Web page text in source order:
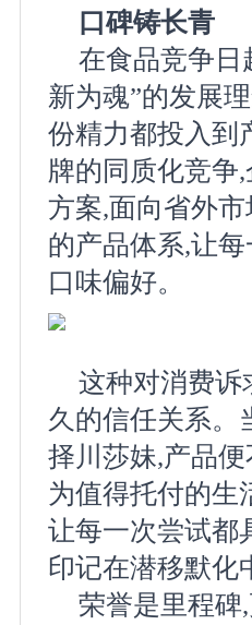
口碑铸长青
在食品竞争日
新为魂”的发展
份精力都投入到
牌的同质化竞争
方案,面向省外
的产品体系,让
口味偏好。
这种对消费诉
久的信任关系。
择川莎妹,产品
为值得托付的生
让每一次尝试都
印记在潜移默化
荣誉是里程碑